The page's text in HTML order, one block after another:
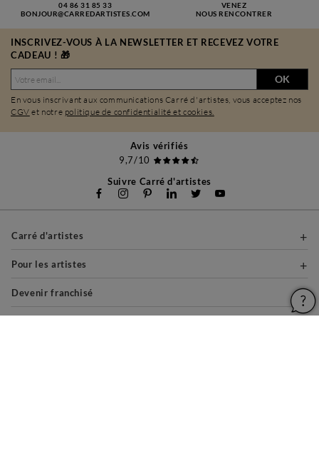
04 86 31 85 33
BONJOUR@CARREDARTISTES.COM
VENEZ
NOUS RENCONTRER
INSCRIVEZ-VOUS À LA NEWSLETTER ET RECEVEZ VOTRE
CADEAU ! 🎁
OK
En vous inscrivant aux communications Carré d'artistes, vous acceptez nos
CGV et notre politique de confidentialité et cookies.
Avis vérifiés
9,7/10
Suivre Carré d'artistes
Carré d'artistes
Pour les artistes
Devenir franchisé